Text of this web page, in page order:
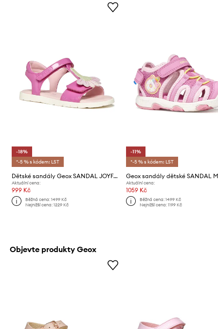
-18%
*-5 % s kódem: LST
Dětské sandály Geox SANDAL JOYFOOT
Aktuální cena:
999 Kč
Běžná cena:1499 Kč
Nejnižší cena:1229 Kč
-11%
*-5 % s kódem: LST
Geox sandály dětské SANDAL
Aktuální cena:
1059 Kč
Běžná cena: 1499 Kč
Nejnižší cena: 1199 Kč
Objevte produkty Geox